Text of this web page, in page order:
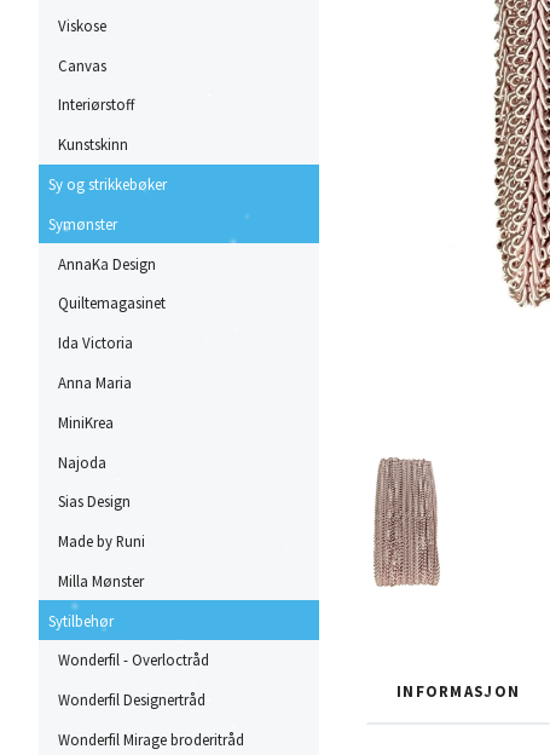
Viskose
Canvas
Interiørstoff
Kunstskinn
Sy og strikkebøker
Symønster
AnnaKa Design
Quiltemagasinet
Ida Victoria
Anna Maria
MiniKrea
Najoda
Sias Design
Made by Runi
Milla Mønster
Sytilbehør
Wonderfil - Overloctråd
Wonderfil Designertråd
Wonderfil Mirage broderitråd
INFORMASJON